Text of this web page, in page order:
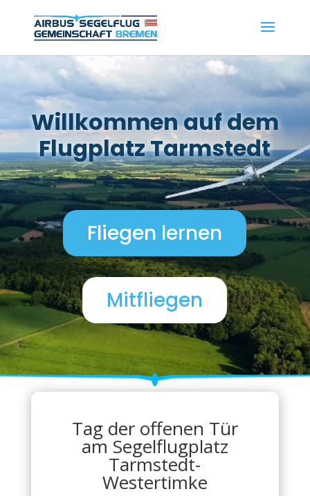
Willkommen auf dem
Flugplatz Tarmstedt
Fliegen lernen
Mitfliegen
Tag der offenen Tür
am Segelflugplatz
Tarmstedt-
Westertimke